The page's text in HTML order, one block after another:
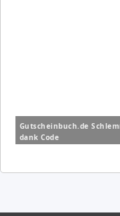
Gutscheinbuch.de
dank Code